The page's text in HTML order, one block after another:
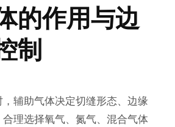
的作用与边
制
辅助气体决定切缝形态、边缘
理选择氧气、氮气、混合气体